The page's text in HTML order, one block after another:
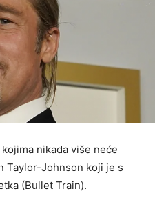
nikada više neće
Taylor-Johnson koji je s
(Bullet Train).